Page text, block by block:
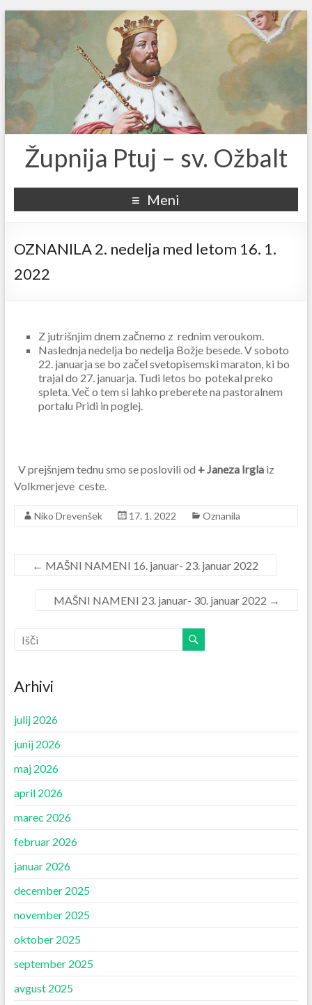
Župnija Ptuj – sv. Ožbalt
Meni
OZNANILA 2. nedelja med letom 16. 1.
2022
Z jutrišnjim dnem začnemo z rednim veroukom.
Naslednja nedelja bo nedelja Božje besede. V soboto
22. januarja se bo začel svetopisemski maraton, ki bo
trajal do 27. januarja. Tudi letos bo potekal preko
spleta. Več o tem si lahko preberete na pastoralnem
portalu Pridi in poglej.
V prejšnjem tednu smo se poslovili od + Janeza Irglaiz
Volkmerjeve ceste.
Niko Drevenšek 17. 1. 2022 Oznanila
← MAŠNI NAMENI 16. januar- 23. januar 2022
MAŠNI NAMENI 23. januar- 30. januar 2022 →
Arhivi
julij 2026
junij 2026
maj 2026
april 2026
marec 2026
februar 2026
januar 2026
december 2025
november 2025
oktober 2025
september 2025
avgust 2025